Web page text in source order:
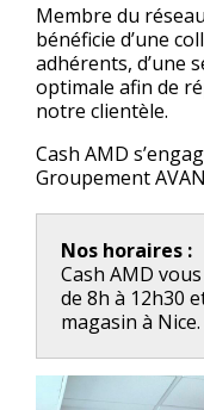
Membre du
bénéficie d’une
adhérents, d’une
optimale afin de
notre clientèle.
Cash AMD
Groupement
Nos horaires :
Cash AMD
de 8h à 12h30
magasin à Nice.